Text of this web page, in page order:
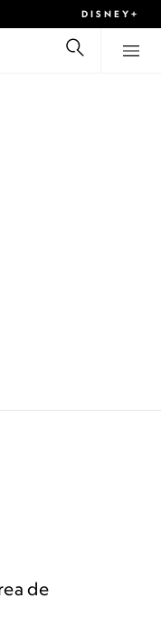
DISNEY+
de